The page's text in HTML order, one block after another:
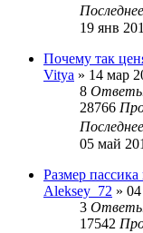
19 янв
Почему так
Vitya » 14 мар
8
28766
05 май
Размер
Aleksey_72 »
3
17542